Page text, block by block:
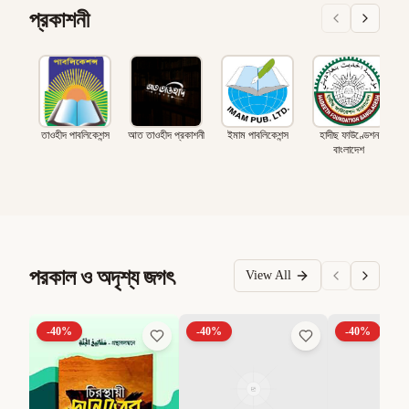
প্রকাশনী
তাওহীদ পাবলিকেশন্স আত তাওহীদ প্রকাশনী ইমাম পাবলিকেশন্স
হাদীছ ফাউণ্ডেশন
বাংলাদেশ
পরকাল ও অদৃশ্য জগৎ View All
-40% -40% -40%